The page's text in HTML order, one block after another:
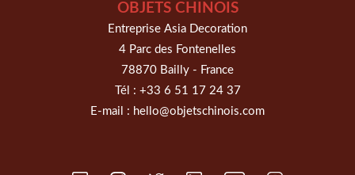
OBJETS CHINOIS
Entreprise Asia Decoration
4 Parc des Fontenelles
78870 Bailly - France
Tél : +33 6 51 17 24 37
E-mail : hello@objetschinois.com